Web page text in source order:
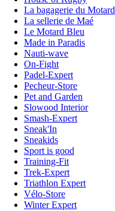
La bagagerie du Motard
La sellerie de Maé
Le Motard Bleu
Made in Paradis
Nauti-wave
On-Fight
Padel-Expert
Pecheur-Store
Pet and Garden
Slowood Interior
Smash-Expert
Sneak'In
Sneakids
Sport is good
Training-Fit
Trek-Expert
Triathlon Expert
Vélo-Store
Winter Expert